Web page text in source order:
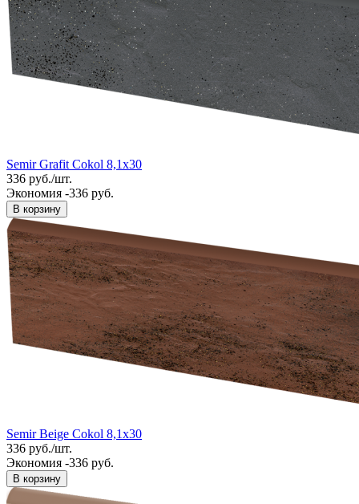
Semir Grafit Cokol 8,1x30
336 руб./шт.
Экономия -336 руб.
В корзину
Semir Beige Cokol 8,1x30
336 руб./шт.
Экономия -336 руб.
В корзину